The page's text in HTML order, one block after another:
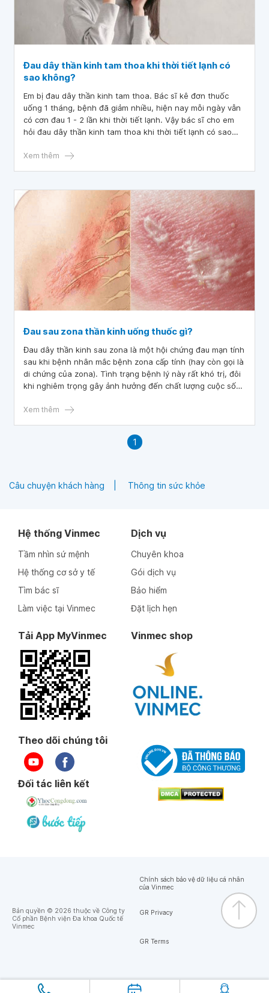
Đau dây thần kinh tam thoa khi thời tiết lạnh có
sao không?
Em bị đau dây thần kinh tam thoa. Bác sĩ kê đơn thuốc
uống 1 tháng, bệnh đã giảm nhiều, hiện nay mỗi ngày vẫn
có cơn đau 1 - 2 lần khi thời tiết lạnh. Vậy bác sĩ cho em
hỏi đau dây thần kinh tam thoa khi thời tiết lạnh có sao
Xem thêm
Đau sau zona thần kinh uống thuốc gì?
Đau dây thần kinh sau zona là một hội chứng đau mạn tính
sau khi bệnh nhân mắc bệnh zona cấp tính (hay còn gọi là
di chứng của zona). Tình trạng bệnh lý này rất khó trị, đôi
khi nghiêm trọng gây ảnh hưởng đến chất lượng cuộc sống
thuốc gì?
Xem thêm
1
Câu chuyện khách hàng Thông tin sức khỏe
Hệ thống Vinmec
Tầm nhìn sứ mệnh
Hệ thống cơ sở y tế
Tìm bác sĩ
Làm việc tại Vinmec
Dịch vụ
Chuyên khoa
Gói dịch vụ
Bảo hiểm
Đặt lịch hẹn
Tải App MyVinmec Vinmec shop
Theo dõi chúng tôi
Đối tác liên kết
Bản quyền © 2026 thuộc về Công ty
Cổ phần Bệnh viện Đa khoa Quốc tế
Vinmec
Chính sách bảo vệ dữ liệu cá nhân
của Vinmec
GR Privacy
GR Terms